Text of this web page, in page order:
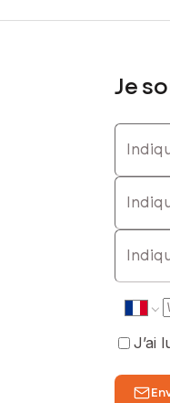
de rêve, au cœur
-
Je
E-mail
J’ai